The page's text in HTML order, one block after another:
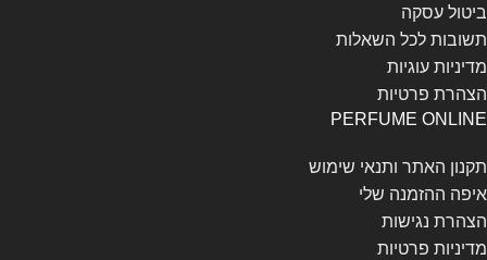
ביטול עסקה
תשובות לכל השאלות
מדיניות עוגיות
הצהרת פרטיות
PERFUME ONLINE
תקנון האתר ותנאי שימוש
איפה ההזמנה שלי
הצהרת נגישות
מדיניות פרטיות